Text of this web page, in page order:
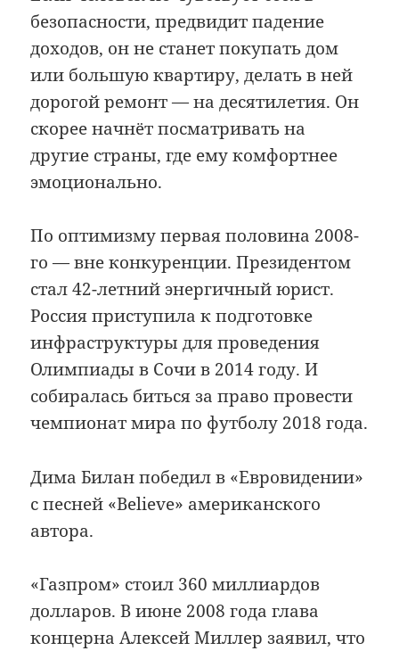
безопасности, предвидит падение
доходов, он не станет покупать дом
или большую квартиру, делать в ней
дорогой ремонт — на десятилетия. Он
скорее начнёт посматривать на
другие страны, где ему комфортнее
эмоционально.
По оптимизму первая половина 2008-
го — вне конкуренции. Президентом
стал 42-летний энергичный юрист.
Россия приступила к подготовке
инфраструктуры для проведения
Олимпиады в Сочи в 2014 году. И
собиралась биться за право провести
чемпионат мира по футболу 2018 года.
Дима Билан победил в «Евровидении»
с песней «Believe» американского
автора.
«Газпром» стоил 360 миллиардов
долларов. В июне 2008 года глава
концерна Алексей Миллер заявил, что